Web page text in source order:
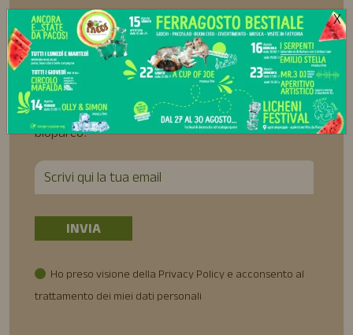
X
Iscriviti alla
Newsletter
Se hai piacere, ti aggiorneremo sulle novità del
bioparco!
Ho preso visione della Privacy Policy e acconsento al
trattamento dei miei dati personali